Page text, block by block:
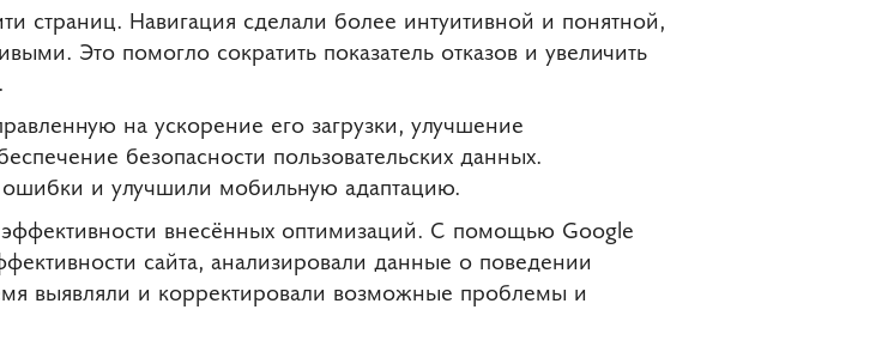
Навигация сделали более интуитивной и понятной,
Это помогло сократить показатель отказов и увеличить
на ускорение его загрузки, улучшение
безопасности пользовательских данных.
и улучшили мобильную адаптацию.
внесённых оптимизаций. С помощью Google
сайта, анализировали данные о поведении
выявляли и корректировали возможные проблемы и